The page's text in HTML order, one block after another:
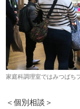
家庭科調理室ではみつばち
＜個別相談＞